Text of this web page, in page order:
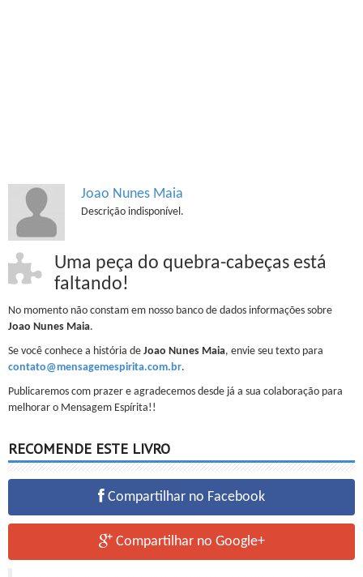
Joao Nunes Maia
Descrição indisponível.
Uma peça do quebra-cabeças está
faltando!
No momento não constam em nosso banco de dados informações sobre
Joao Nunes Maia.
Se você conhece a história de Joao Nunes Maia, envie seu texto para
contato@mensagemespirita.com.br.
Publicaremos com prazer e agradecemos desde já a sua colaboração para
melhorar o Mensagem Espírita!!
RECOMENDE ESTE LIVRO
Compartilhar no Facebook
Compartilhar no Google+